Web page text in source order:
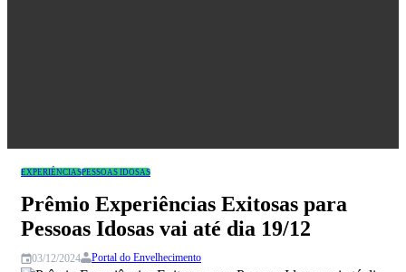
EXPERIÊNCIASPESSOAS IDOSAS
Prêmio Experiências Exitosas para
Pessoas Idosas vai até dia 19/12
03/12/2024 Portal do Envelhecimento